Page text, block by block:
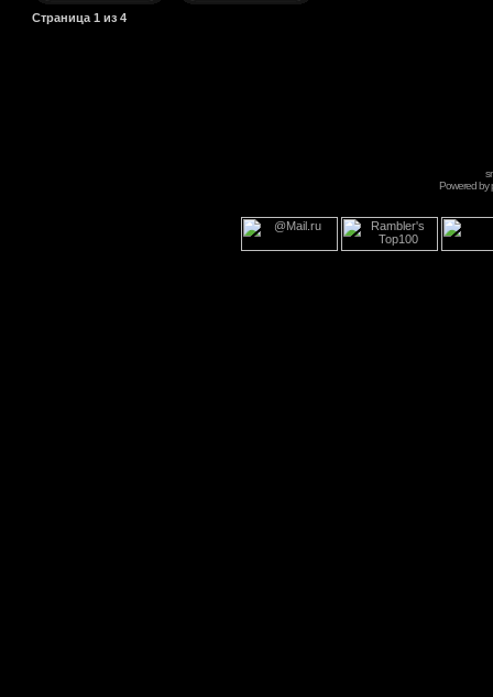
Страница 1 из 4
Powered by